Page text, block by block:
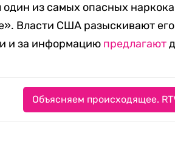
один из самых опасных
Власти США разыскивают
и за информацию предлагают
Объясняем происходящее.